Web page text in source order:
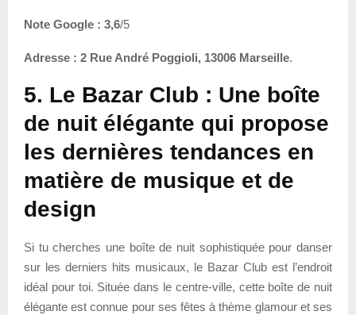
Note Google : 3,6/5
Adresse : 2 Rue André Poggioli, 13006 Marseille.
5. Le Bazar Club : Une boîte
de nuit élégante qui propose
les dernières tendances en
matière de musique et de
design
Si tu cherches une boîte de nuit sophistiquée pour danser
sur les derniers hits musicaux, le Bazar Club est l’endroit
idéal pour toi. Située dans le centre-ville, cette boîte de nuit
élégante est connue pour ses fêtes à thème glamour et ses